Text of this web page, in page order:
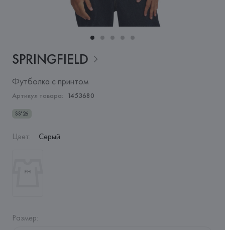
SPRINGFIELD
Футболка с принтом
Артикул товара: 1453680
SS'26
Цвет: Серый
Размер: